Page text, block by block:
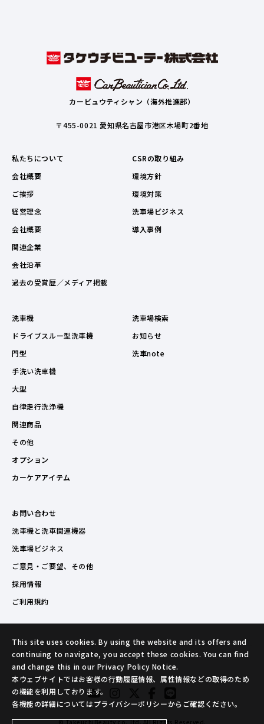
カービュウティシャン（海外推進部）
〒455-0021 愛知県名古屋市港区木場町2番地
私たちについて
会社概要
ご挨拶
経営理念
会社概要
関連企業
会社沿革
過去の受賞歴／メディア掲載
CSRの取り組み
環境方針
環境対策
洗車場ビジネス
導入事例
洗車機
ドライブスルー型洗車機
門型
手洗い洗車機
大型
自律走行洗浄機
関連商品
その他
オプション
カーケアアイテム
洗車場検索
お知らせ
洗車note
お問い合わせ
洗車機と洗車関連機器
洗車場ビジネス
ご意見・ご要望、その他
採用情報
ご利用規約
© TakeuchiBeauty co.,ltd. All Rights Reserved.
This site uses cookies. By using the website and its offers and
continuing to navigate, you accept these cookies. You can find
and change this in our Privacy Policy Notice.
本ウェブサイトではお客様の行動履歴情報、属性情報などの取得のため
の機能を利用しております。
各機能の詳細についてはプライバシーポリシーからご確認ください。